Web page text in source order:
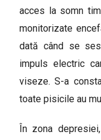
acces la somn
monitorizate
dată când se
impuls electric
viseze. S-a
toate pisicile au
În zona